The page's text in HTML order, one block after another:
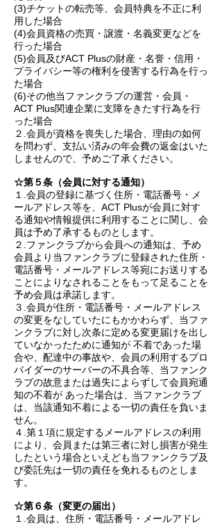
(3)チケットの転売等、会員特典を不正に利
用した場合
(4)会員資格の売買・譲渡・名義変更などを
行った場合
(5)会員及びACT Plusの財産・名誉・信用・
プライバシー等の権利を侵害する行為を行っ
た場合
(6)その他当ファンクラブの運営・会員・
ACT Plus関連企業に支障をきたす行為を行
った場合
２.会員が資格を喪失した場合、理由の如何
を問わず、支払い済みの年会費の返金はいた
しませんので、予めご了承ください。
☆第５条（会員に対する通知）
１.会員の登録に基づく住所・電話番号・メ
ールアドレス等を、ACT Plusが会員に対す
る通知や情報提供に利用することに関し、会
員は予め了承するものとします。
２.ファンクラブから会員への通知は、予め
会員より当ファンクラブに登録された住所・
電話番号・メールアドレス等宛にお送りする
ことによりなされることをもって足ることを
予め会員は承諾します。
３.会員が住所・電話番号・メールアドレス
の変更をなしていたにもかかわらず、当ファ
ンクラブに対し次条に定める変更届けを出し
ていなかったために通知が 不着であった場
合や、配達中の事故や、会員の利用するプロ
バイダーのサーバーの不具合等、当ファンク
ラブの故意または過失によらずして会員宛通
知の不着が あった場合は、当ファンクラブ
は、当該通知不着による一切の責任を負いま
せん。
４.第１項に規定するメールアドレスの利用
により、会員または第三者に対し損害が発生
したという場合といえども当ファンクラブ及
び委託先は一切の責任を免れるものとしま
す。
☆第６条（変更の届出）
１.会員は、住所・電話番号・メールアドレ